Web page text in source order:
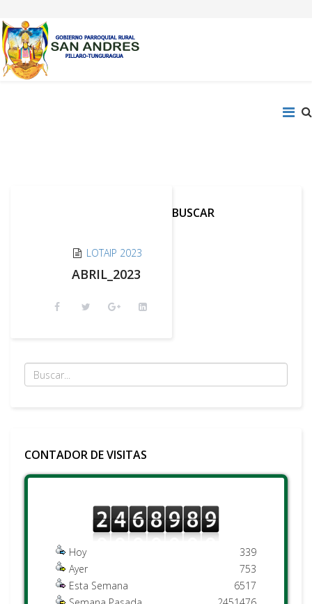
LOTAIP 2023
ABRIL_2023
BUSCAR
CONTADOR DE VISITAS
Hoy
Ayer
Esta Semana
339
753
6517